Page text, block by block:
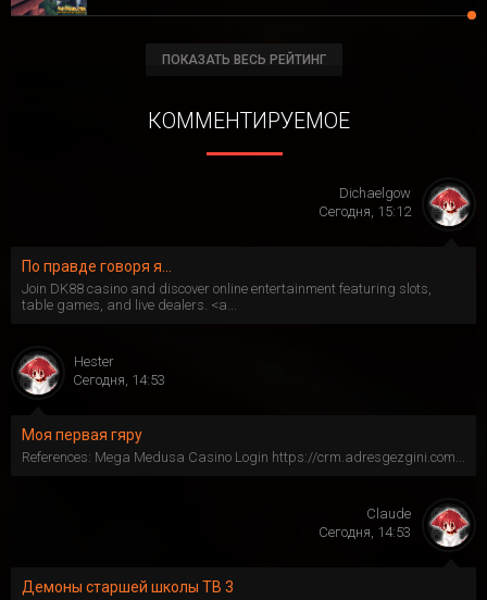
ПОКАЗАТЬ ВЕСЬ РЕЙТИНГ
КОММЕНТИРУЕМОЕ
По правде говоря я...
Join DK88 casino and discover online entertainment featuring slots,
table games, and live dealers. <a...
Dichaelgow
Сегодня, 15:12
Моя первая гяру
References: Mega Medusa Casino Login https://crm.adresgezgini.com...
Hester
Сегодня, 14:53
Демоны старшей школы ТВ 3
Claude
Сегодня, 14:53